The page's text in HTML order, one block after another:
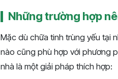
Những trường hợp
Mặc dù chữa tinh trùng yếu tại
nào cũng phù hợp với phương
nhà là một giải pháp thích hợp: